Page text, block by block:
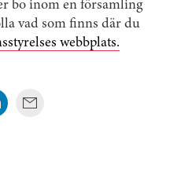
bo inom en församling
vad som finns där du
webbplats.